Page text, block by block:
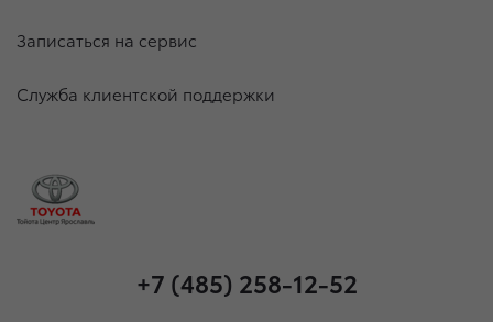
Записаться на сервис
Служба клиентской поддержки
+7 (485) 258-12-52